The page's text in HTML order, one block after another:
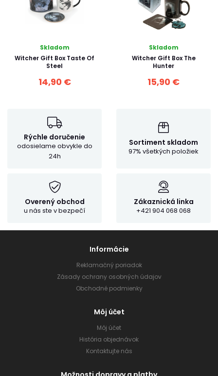
Skladom
Witcher Gift Box Taste Of
Steel
14,90 €
Skladom
Witcher Gift Box The
Hunter
15,90 €
Rýchle doručenie
odosielame obvykle do
24h
Sortiment skladom
97% všetkých položiek
Overený obchod
u nás ste v bezpečí
Zákaznická linka
+421 904 068 068
Informácie
Reklamačný poriadok
Zásady ochrany osobných údajov
Obchodné podmienky
Môj účet
Môj účet
História objednávok
Kontaktujte nás